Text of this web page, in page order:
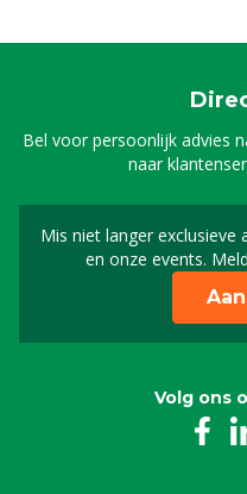
Bel voor persoonlijk advies
naar
Mis niet langer exclusieve
en onze events.
Volg ons